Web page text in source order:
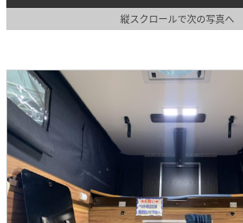
縦スクロールで次の写真へ